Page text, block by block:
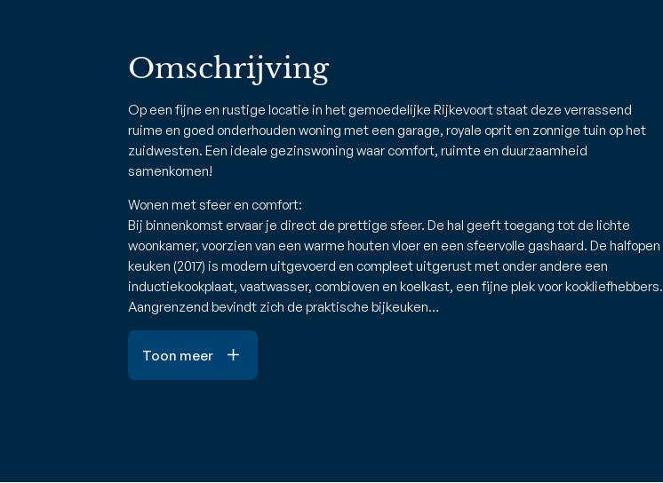
Omschrijving
Op een fijne en rustige locatie in het gemoedelijke Rijkevoort staat deze verrassend
ruime en goed onderhouden woning met een garage, royale oprit en zonnige tuin op het
zuidwesten. Een ideale gezinswoning waar comfort, ruimte en duurzaamheid
samenkomen!
Wonen met sfeer en comfort:
Bij binnenkomst ervaar je direct de prettige sfeer. De hal geeft toegang tot de lichte
woonkamer, voorzien van een warme houten vloer en een sfeervolle gashaard. De halfopen
keuken (2017) is modern uitgevoerd en compleet uitgerust met onder andere een
inductiekookplaat, vaatwasser, combioven en koelkast, een fijne plek voor kookliefhebbers.
Aangrenzend bevindt zich de praktische bijkeuken…
Toon meer